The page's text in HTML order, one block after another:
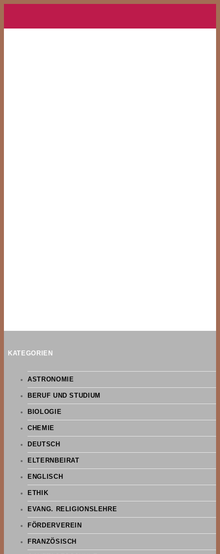
KATEGORIEN
ASTRONOMIE
BERUF UND STUDIUM
BIOLOGIE
CHEMIE
DEUTSCH
ELTERNBEIRAT
ENGLISCH
ETHIK
EVANG. RELIGIONSLEHRE
FÖRDERVEREIN
FRANZÖSISCH